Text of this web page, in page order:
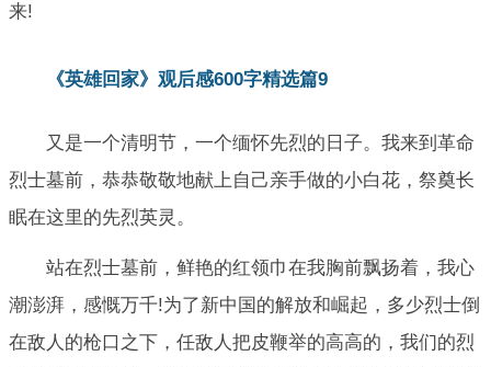
来!
《英雄回家》观后感600字精选篇9
又是一个清明节，一个缅怀先烈的日子。我来到革命
烈士墓前，恭恭敬敬地献上自己亲手做的小白花，祭奠长
眠在这里的先烈英灵。
站在烈士墓前，鲜艳的红领巾在我胸前飘扬着，我心
潮澎湃，感慨万千!为了新中国的解放和崛起，多少烈士倒
在敌人的枪口之下，任敌人把皮鞭举的高高的，我们的烈